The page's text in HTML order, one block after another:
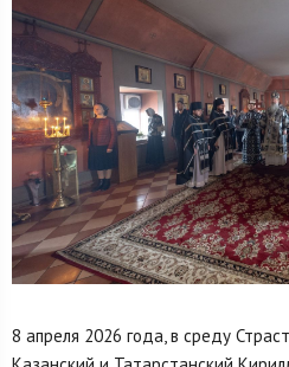
8 апреля 2026 года, в среду